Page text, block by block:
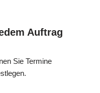
Auftrag
Sie Termine